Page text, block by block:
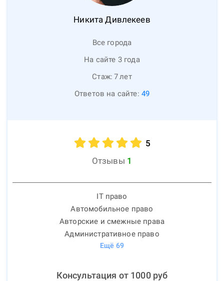
Никита Дивлекеев
Все города
На сайте 3 года
Стаж: 7лет
Ответов на сайте: 49
5
Отзывы 1
IT право
Автомобильное право
Авторские и смежные права
Административное право
Ещё 69
Консультация от 1000руб